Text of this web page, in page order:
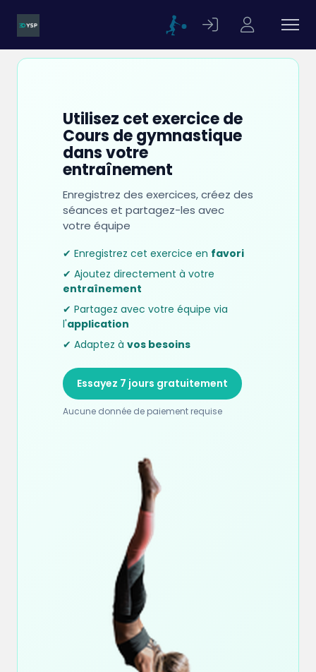
Utilisez cet exercice de
Cours de gymnastique
dans votre
entraînement
Enregistrez des exercices, créez des
séances et partagez-les avec
votre équipe
✔ Enregistrez cet exercice en favori
✔ Ajoutez directement à votre
entraînement
✔ Partagez avec votre équipe via
l'application
✔ Adaptez à vos besoins
Essayez 7 jours gratuitement
Aucune donnée de paiement requise